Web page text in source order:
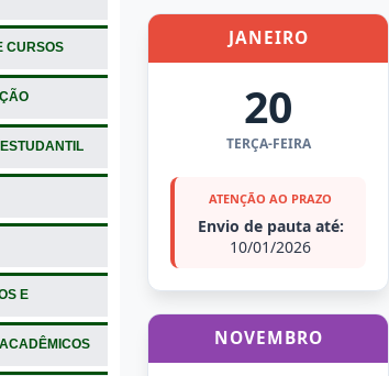
CURSOS
E
JANEIRO
20
TERÇA-FEIRA
ATENÇÃO AO PRAZO
Envio de pauta até:
10/01/2026
NOVEMBRO